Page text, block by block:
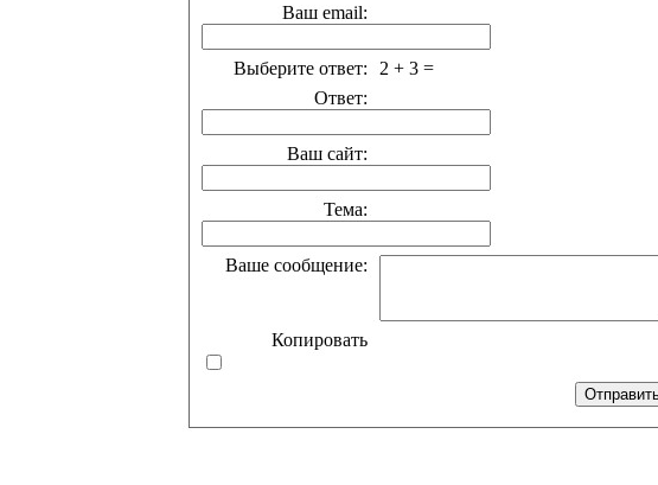
Ваш email:
Выберите ответ:
2 + 3 =
Ответ:
Ваш сайт:
Тема:
Ваше сообщение:
Копировать